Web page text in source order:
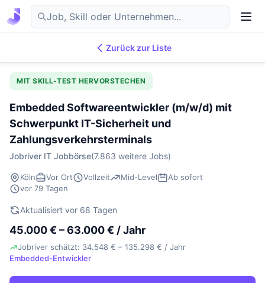
DE
Zurück zur Liste
MIT SKILL-TEST HERVORSTECHEN
Embedded Softwareentwickler (m/w/d) mit
Schwerpunkt IT-Sicherheit und
Zahlungsverkehrsterminals
Jobriver IT Jobbörse(7.863 weitere Jobs)
Köln Vor Ort Vollzeit Mid-Level
Ab sofort
vor 79 Tagen
Aktualisiert vor 68 Tagen
45.000 € – 63.000 € / Jahr
Jobriver schätzt: 34.548 € – 135.298 € / Jahr
Embedded-Entwickler